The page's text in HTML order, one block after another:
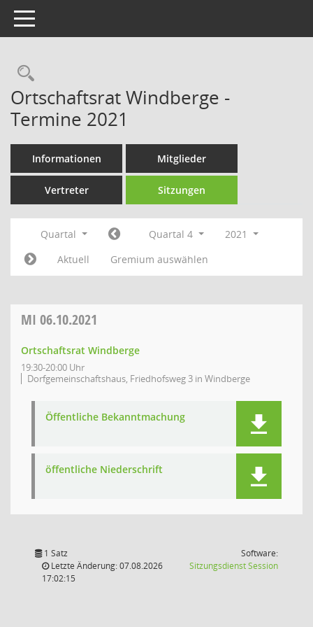
Toggle navigation
Rechercheauswahl
Ortschaftsrat Windberge -
Termine 2021
Informationen Mitglieder
Vertreter Sitzungen
Quartal Quartal 4
2021
Aktuell
Gremium auswählen
MI 06.10.2021
Ortschaftsrat Windberge
19:30-20:00 Uhr
Dorfgemeinschaftshaus, Friedhofsweg 3 in Windberge
Öffentliche Bekanntmachung
öffentliche Niederschrift
1 Satz
Letzte Änderung: 07.08.2026
17:02:15
Software:
SitzungsdienstSession(Wird in